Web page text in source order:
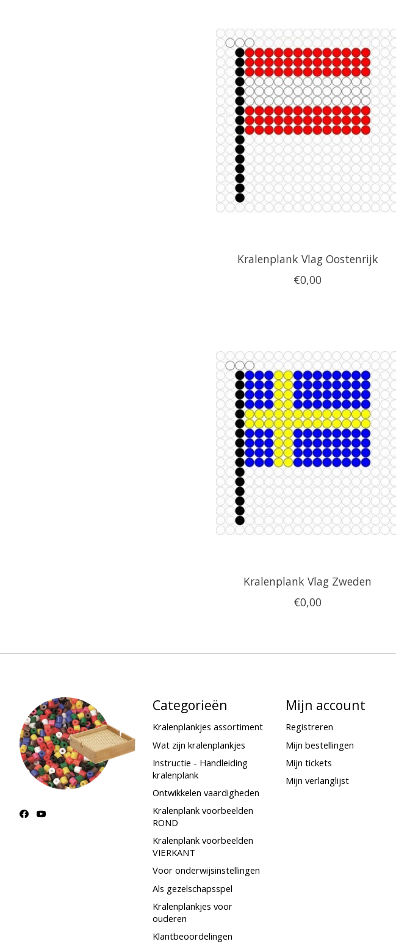
Kralenplank Vlag Oostenrijk
€0,00
Kralenplank Vlag Zweden
€0,00
Categorieën
Kralenplankjes assortiment
Wat zijn kralenplankjes
Instructie - Handleiding
kralenplank
Ontwikkelen vaardigheden
Kralenplank voorbeelden
ROND
Kralenplank voorbeelden
VIERKANT
Voor onderwijsinstellingen
Als gezelschapsspel
Kralenplankjes voor
ouderen
Klantbeoordelingen
Mijn account
Registreren
Mijn bestellingen
Mijn tickets
Mijn verlanglijst